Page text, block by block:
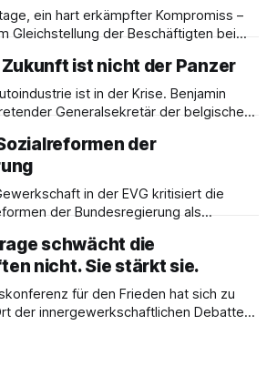
ein hart erkämpfter Kompromiss –
Gleichstellung der Beschäftigten bei
geht weiter. Im Gespräch mit Julia-
Tomkowiak Bilanz des
und formuliert klare Erwartungen an die
ist nicht der Panzer
ist in der Krise. Benjamin
Generalsekretär der belgischen
kein technisches Schicksal ist – und
nicht Aufrüstung, sondern eine
im Interesse der
der
in der EVG kritisiert die
der Bundesregierung als
und Sozialstaat. In ihrer
sie Umverteilung, Investitionen und
Widerstand gegen
schwächt die
nicht. Sie stärkt sie.
für den Frieden hat sich zu
der innergewerkschaftlichen Debatte
erklärt, warum Friedenspolitik und